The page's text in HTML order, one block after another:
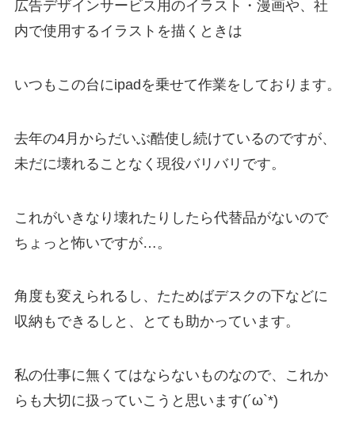
広告デザインサービス用のイラスト・漫画や、社
内で使用するイラストを描くときは
いつもこの台にipadを乗せて作業をしております。
去年の4月からだいぶ酷使し続けているのですが、
未だに壊れることなく現役バリバリです。
これがいきなり壊れたりしたら代替品がないので
ちょっと怖いですが…。
角度も変えられるし、たためばデスクの下などに
収納もできるしと、とても助かっています。
私の仕事に無くてはならないものなので、これか
らも大切に扱っていこうと思います(´ω`*)